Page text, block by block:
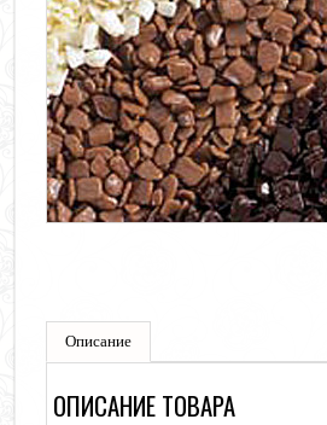
Описание
ОПИСАНИЕ ТОВАРА